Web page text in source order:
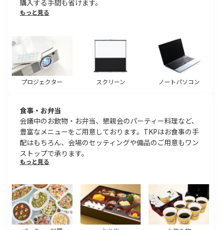
購入する手間も省けます。
もっと見る
プロジェクター スクリーン ノートパソコン
食事・お弁当
会議中のお飲物・お弁当、懇親会のパーティー料理など、
豊富なメニューをご用意しております。TKPはお食事の手
配はもちろん、会場のセッティングや備品のご用意もワン
ストップで承ります。
もっと見る